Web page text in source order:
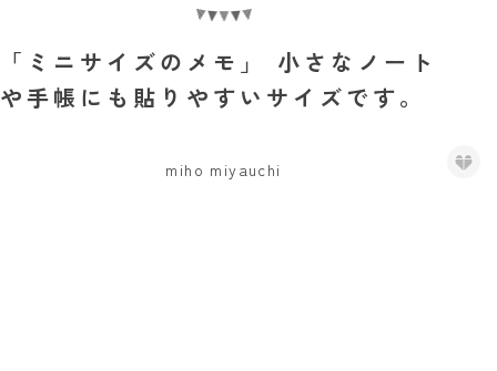
「ミニサイズのメモ」 小さなノート
や手帳にも貼りやすいサイズです。
miho miyauchi